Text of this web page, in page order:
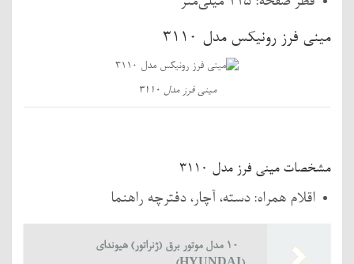
مینی فرز رونیکس مدل 3110
مینی فرز مدل 3110
مشخصات مینی فرز مدل 3110
اقلام همراه: دسته، آچار، دفترچه راهنما
10 مدل موتور برق (ژنراتور) هیوندای